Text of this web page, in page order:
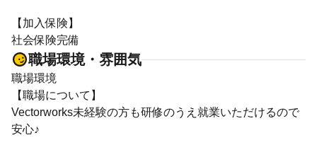
【加入保険】
社会保険完備
職場環境・雰囲気
職場環境
【職場について】
Vectorworks未経験の方も研修のうえ就業いただけるので
安心♪